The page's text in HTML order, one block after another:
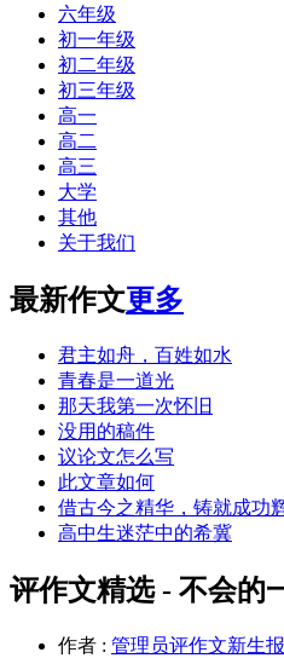
六年级
初一年级
初二年级
初三年级
高一
高二
高三
大学
其他
关于我们
最新作文更多
君主如舟，百姓如水
青春是一道光
那天我第一次怀旧
没用的稿件
议论文怎么写
此文章如何
借古今之精华，铸就成功
高中生迷茫中的希冀
评作文精选 - 不会的
作者 : 管理员评作文新生